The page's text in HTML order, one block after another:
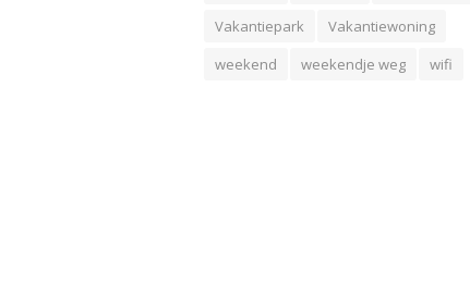
Vakantiepark
Vakantiewoning
weekend
weekendje weg wifi